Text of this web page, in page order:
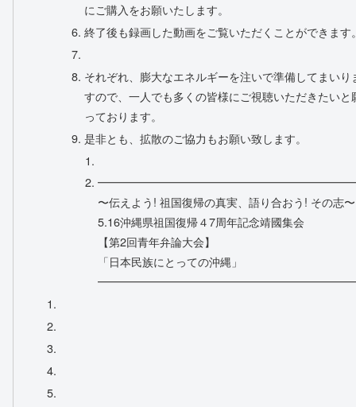
にご購入をお願いたします。
終了後も録画した動画をご覧いただくことができます
それぞれ、膨大なエネルギーを注いで準備してまいり
すので、一人でも多くの皆様にご視聴いただきたいと
っております。
是非とも、拡散のご協力もお願い致します。
〜伝えよう! 祖国復帰の真実、語り合おう! その志〜
5.16沖縄県祖国復帰４7周年記念靖國集会
【第2回青年弁論大会】
「日本民族にとっての沖縄」